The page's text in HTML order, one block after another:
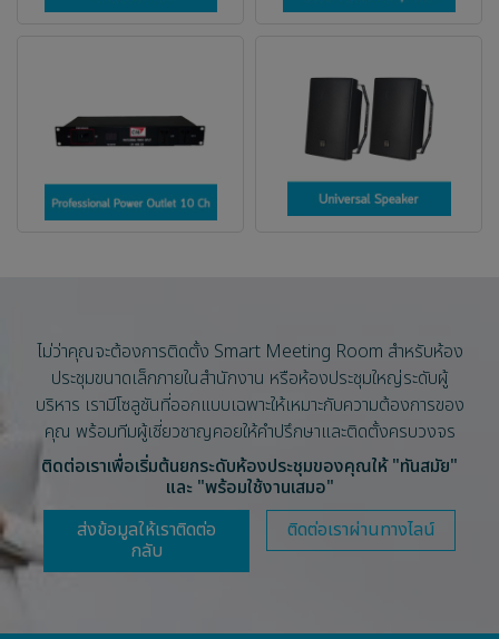
ไม่ว่าคุณจะต้องการติดตั้ง Smart Meeting Room สำหรับห้อง
ประชุมขนาดเล็กภายในสำนักงาน หรือห้องประชุมใหญ่ระดับผู้
บริหาร เรามีโซลูชันที่ออกแบบเฉพาะให้เหมาะกับความต้องการของ
คุณ พร้อมทีมผู้เชี่ยวชาญคอยให้คำปรึกษาและติดตั้งครบวงจร
ติดต่อเราเพื่อเริ่มต้นยกระดับห้องประชุมของคุณให้ "ทันสมัย"
และ "พร้อมใช้งานเสมอ"
ส่งข้อมูลให้เราติดต่อ
กลับ
ติดต่อเราผ่านทางไลน์